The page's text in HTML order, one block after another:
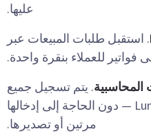
عليها.
طلبات المبيعات عبر
المحاسبية. يتم تسجيل جميع
المعاملات فورًا في Lundify — دون الحاجة إلى إدخالها
مرتين أو تصديرها.